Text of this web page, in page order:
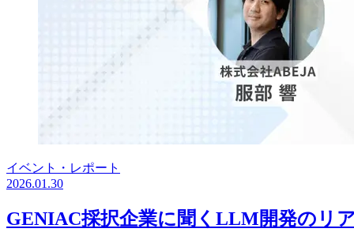
イベント・レポート
2026.01.30
GENIAC採択企業に聞くLLM開発のリ